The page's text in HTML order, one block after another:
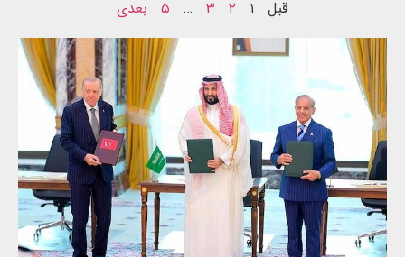
قبل ۱ ۲ ۳ … ۵ بعدی